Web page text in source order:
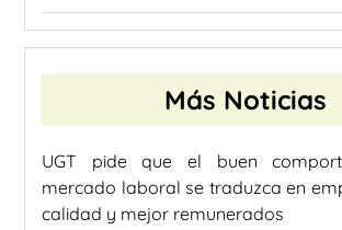
Más Noticias
UGT pide que el buen
mercado laboral se traduzca en
calidad y mejor remunerados